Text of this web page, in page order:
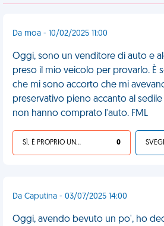
Da moa - 10/02/2025 11:00
Oggi, sono un venditore di auto e
preso il mio veicolo per provarlo. È
che mi sono accorto che mi
preservativo pieno accanto al
non hanno comprato l'auto. FML
SÌ, È PROPRIO UNA VDM! 0
Da Caputina - 03/07/2025 14:00
Oggi, avendo bevuto un po', ho